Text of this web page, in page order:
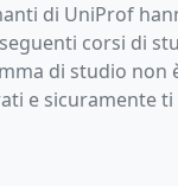
di UniProf
corsi di
di studio non
e sicuramente